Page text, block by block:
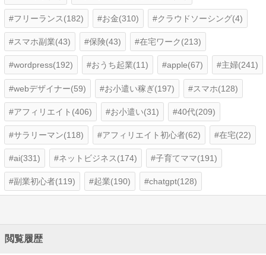
フリーランス(182) お金(310) クラウドソーシング(4)
スマホ副業(43) 保険(43) 在宅ワーク(213)
wordpress(192) おうち起業(11) apple(67) 主婦(241)
webデザイナー(59) お小遣い稼ぎ(197) スマホ(128)
アフィリエイト(406) お小遣い(31) 40代(209)
サラリーマン(118) アフィリエイト初心者(62) 在宅(22)
ai(331) ネットビジネス(174) 子育てママ(191)
副業初心者(119) 起業(190) chatgpt(128)
閲覧履歴